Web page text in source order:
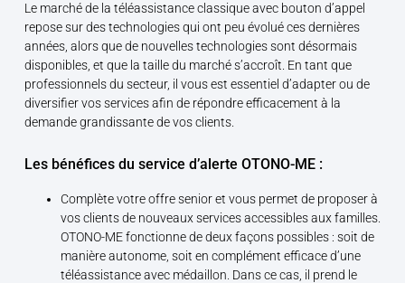
Le marché de la téléassistance classique avec bouton d’appel
repose sur des technologies qui ont peu évolué ces dernières
années, alors que de nouvelles technologies sont désormais
disponibles, et que la taille du marché s’accroît. En tant que
professionnels du secteur, il vous est essentiel d’adapter ou de
diversifier vos services afin de répondre efficacement à la
demande grandissante de vos clients.
Les bénéfices du service d’alerte OTONO-ME :
Complète votre offre senior et vous permet de proposer à
vos clients de nouveaux services accessibles aux familles.
OTONO-ME fonctionne de deux façons possibles : soit de
manière autonome, soit en complément efficace d’une
téléassistance avec médaillon. Dans ce cas, il prend le